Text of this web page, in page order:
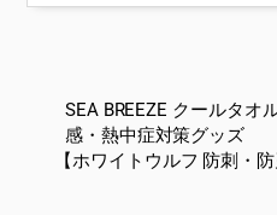
SEA BREEZE クールタオ
感・熱中症対策グッズ
【ホワイトウルフ 防刺・